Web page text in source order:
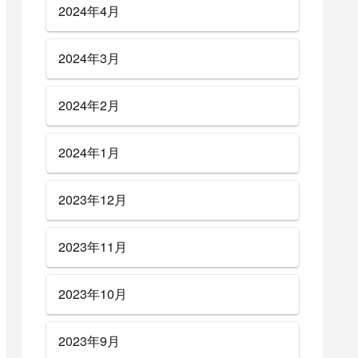
2024年4月
2024年3月
2024年2月
2024年1月
2023年12月
2023年11月
2023年10月
2023年9月